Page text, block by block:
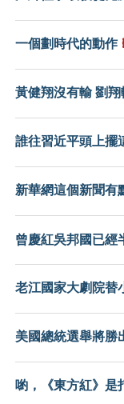
一個劃時代的動作
黃健翔沒有輸 劉
誰往習近平頭上擺
新華網這個新聞有
曾慶紅吳邦國已經
老江國家大劇院替
美國總統選舉將勝
喲，《東方紅》是